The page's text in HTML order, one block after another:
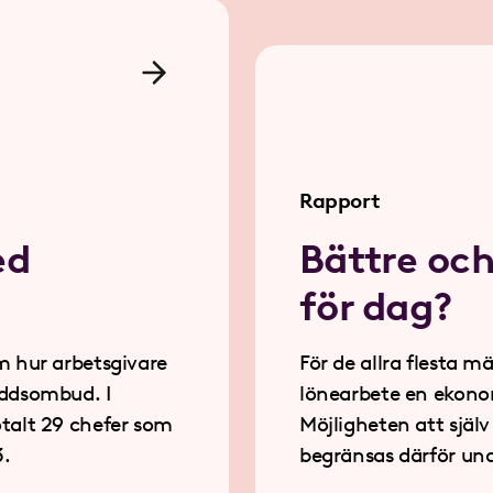
hur arbetsgivare
29 chefer som
Rapport
Bättre
för dag?
För de allra flesta
lönearbete en ekonomisk nödvändighet.
Möjligheten att själv välja och styra över sitt
begränsas därför under ett antal timmar varje